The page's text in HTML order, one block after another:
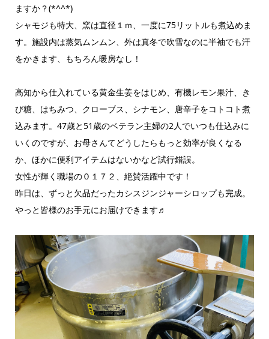
ますか？(*^^*)
シャモジも特大、窯は直径１ｍ、一度に75リットルも煮込めま
す。施設内は蒸気ムンムン、外は真冬で吹雪なのに半袖でも汗
をかきます、もちろん暖房なし！
高知から仕入れている黄金生姜をはじめ、有機レモン果汁、き
び糖、はちみつ、クローブス、シナモン、唐辛子をコトコト煮
込みます。47歳と51歳のベテラン主婦の2人でいつも仕込みに
いくのですが、お母さんてどうしたらもっと効率が良くなる
か、ほかに便利アイテムはないかなど試行錯誤。
女性が輝く職場の０１７２、絶賛活躍中です！
昨日は、ずっと欠品だったカシスジンジャーシロップも完成。
やっと皆様のお手元にお届けできます♬